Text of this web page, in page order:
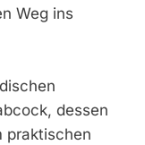
Weg ins
dessen
praktischen